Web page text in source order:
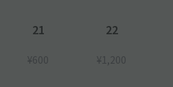
21
¥600
22
¥1,200